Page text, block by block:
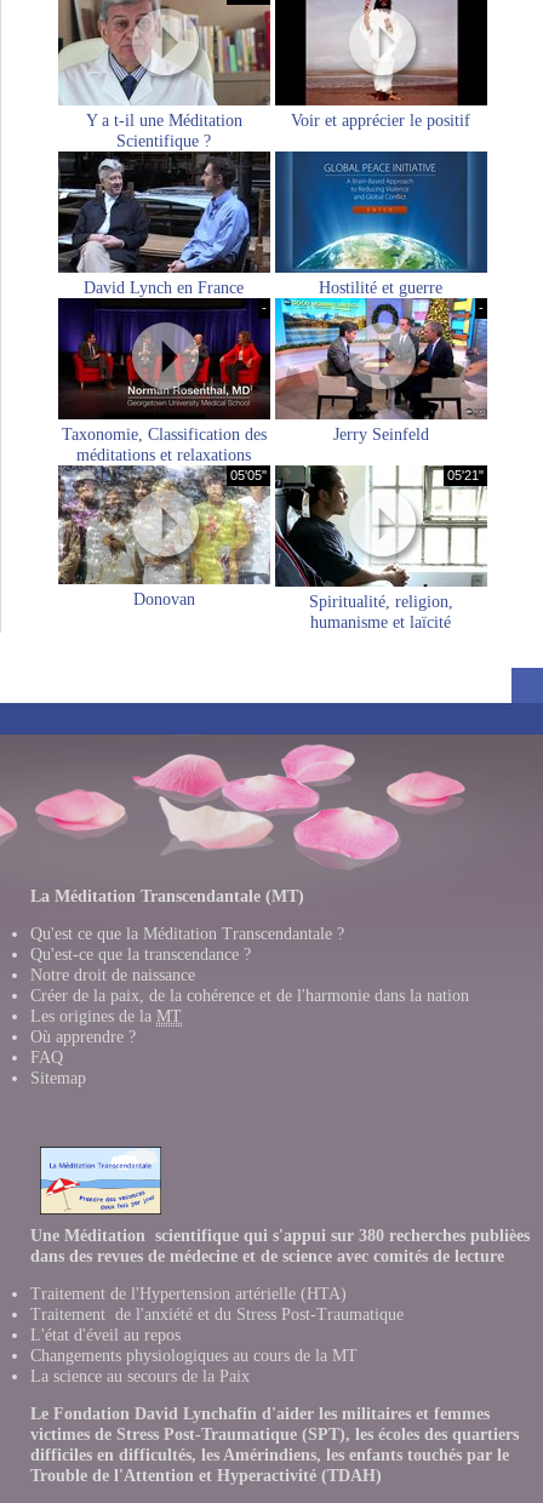
Y a t-il une Méditation
Scientifique ?
Voir et apprécier le positif
David Lynch en France Hostilité et guerre
Taxonomie, Classification des
méditations et relaxations
-
Jerry Seinfeld
-
Donovan
05'05''
Spiritualité, religion,
humanisme et laïcité
05'21"
La Méditation Transcendantale (MT)
Qu'est ce que la Méditation Transcendantale ?
Qu'est-ce que la transcendance ?
Notre droit de naissance
Créer de la paix, de la cohérence et de l'harmonie dans la nation
Les origines de la MT
Où apprendre ?
FAQ
Sitemap
Une Méditation scientifique qui s'appui sur 380 recherches publièes
dans des revues de médecine et de science avec comités de lecture
Traitement de l'Hypertension artérielle (HTA)
Traitement de l'anxiété et du Stress Post-Traumatique
L'état d'éveil au repos
Changements physiologiques au cours de la MT
La science au secours de la Paix
Le Fondation David Lynchafin d'aider les militaires et femmes
victimes de Stress Post-Traumatique (SPT), les écoles des quartiers
difficiles en difficultés, les Amérindiens, les enfants touchés par le
Trouble de l'Attention et Hyperactivité (TDAH)